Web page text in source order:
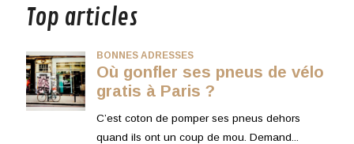
Top articles